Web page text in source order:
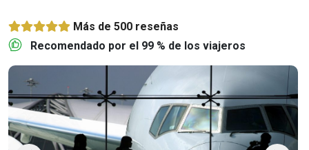
Más de 500 reseñas
Recomendado por el 99 % de los viajeros